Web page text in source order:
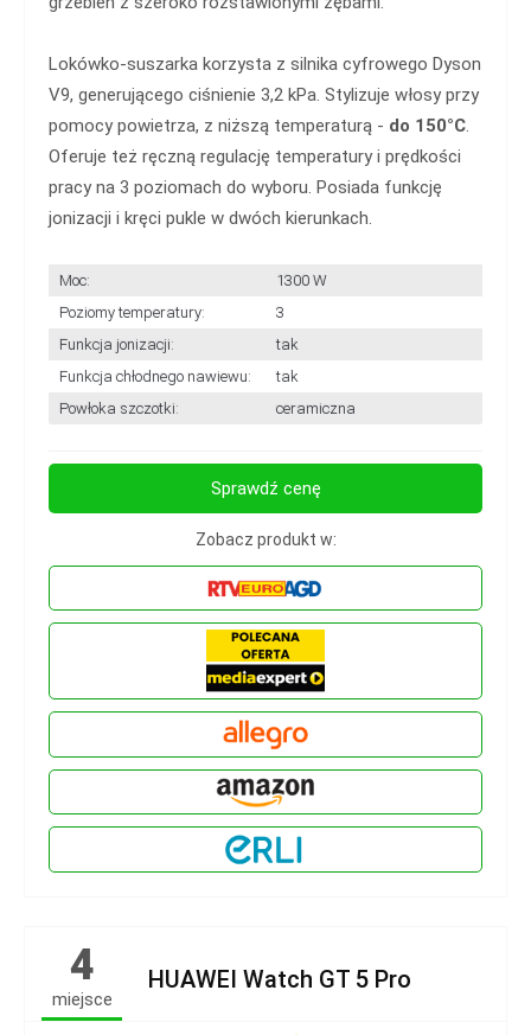
Lokówko-suszarka korzysta z silnika cyfrowego Dyson
V9, generującego ciśnienie 3,2 kPa. Stylizuje włosy przy
pomocy powietrza, z niższą temperaturą - do 150°C.
Oferuje też ręczną regulację temperatury i prędkości
pracy na 3 poziomach do wyboru. Posiada funkcję
jonizacji i kręci pukle w dwóch kierunkach.
Moc:
1300 W
Poziomy temperatury:
3
Funkcja jonizacji:
tak
Funkcja chłodnego nawiewu:
tak
Powłoka szczotki:
ceramiczna
Sprawdź cenę
Zobacz produkt w:
4
miejsce
HUAWEI Watch GT 5 Pro